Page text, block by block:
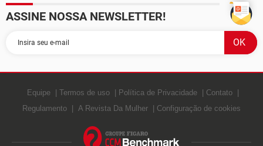
ASSINE NOSSA NEWSLETTER!
Equipe Termos de uso Política de Privacidade
Contato
Regulamento
A Revista Da Mulher Configuração de cookies